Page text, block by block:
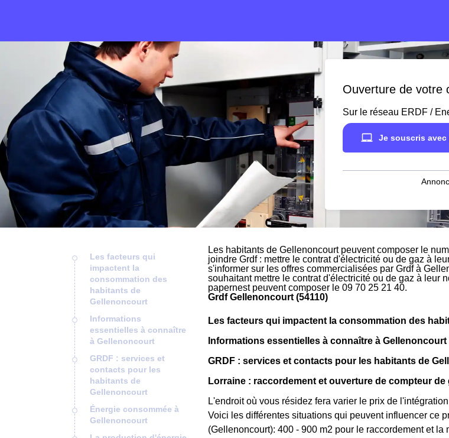
Ouverture de votre
Sur le réseau ERDF /
Je souscris avec
Les facteurs qui
impactent la
consommation des
habitants de
Gellenoncourt
Informations
essentielles à connaître
à Gellenoncourt
GRDF : services et
contacts pour les
habitants de
Gellenoncourt
Énergie consommée à
Gellenoncourt
Les habitants de Gellenoncourt peuvent composer le
joindre Grdf : mettre le contrat d'électricité ou de gaz à
s'informer sur les offres commercialisées par Grdf à
souhaitant mettre le contrat d'électricité ou de gaz à leur
papernest peuvent composer le 09 70 25 21 40.
Grdf Gellenoncourt (54110)
Les facteurs qui impactent la consommation des
Informations essentielles à connaître à Gellenoncourt
GRDF : services et contacts pour les habitants de
Lorraine : raccordement et ouverture de compteur de
L'endroit où vous résidez fera varier le prix de
Voici les différentes situations qui peuvent influencer ce
(Gellenoncourt): 400 - 900 m2 pour le raccordement et